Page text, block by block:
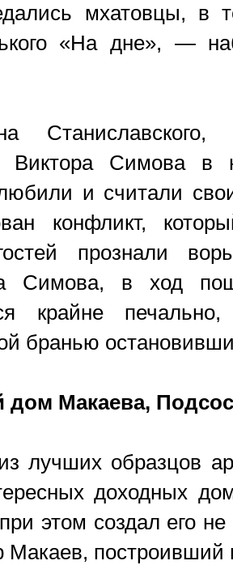
мхатовцы, в
«На дне», —
Виктора Симова в
и считали
конфликт,
прознали
Симова, в ход
крайне
бранью
Макаева,
лучших образцов
доходных
этом создал его
Макаев,